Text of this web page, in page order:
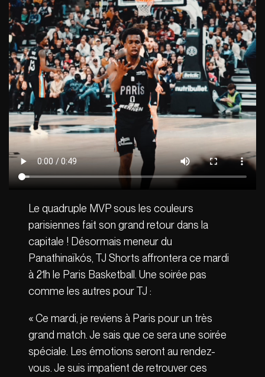
Le quadruple MVP sous les couleurs
parisiennes fait son grand retour dans la
capitale ! Désormais meneur du
Panathinaïkós, TJ Shorts affrontera ce mardi
à 21h le Paris Basketball. Une soirée pas
comme les autres pour TJ :
« Ce mardi, je reviens à Paris pour un très
grand match. Je sais que ce sera une soirée
spéciale. Les émotions seront au rendez-
vous. Je suis impatient de retrouver ces